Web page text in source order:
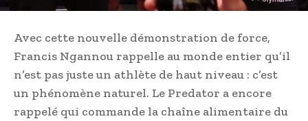
Avec cette nouvelle démonstration de force,
Francis Ngannou rappelle au monde entier qu’il
n’est pas juste un athlète de haut niveau : c’est
un phénomène naturel. Le Predator a encore
rappelé qui commande la chaîne alimentaire du